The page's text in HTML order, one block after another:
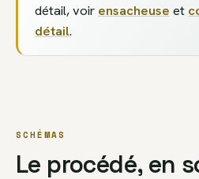
détail, voir ensacheuse et
détail.
SCHÉMAS
Le procédé, en